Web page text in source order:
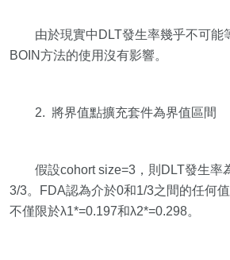
由於現實中DLT發生率幾乎不可能
BOIN方法的使用沒有影響。
2. 將界值點擴充套件為界值區間
假設cohort size=3，則DLT發生率
3/3。FDA認為介於0和1/3之間的任何
不僅限於λ1*=0.197和λ2*=0.298。